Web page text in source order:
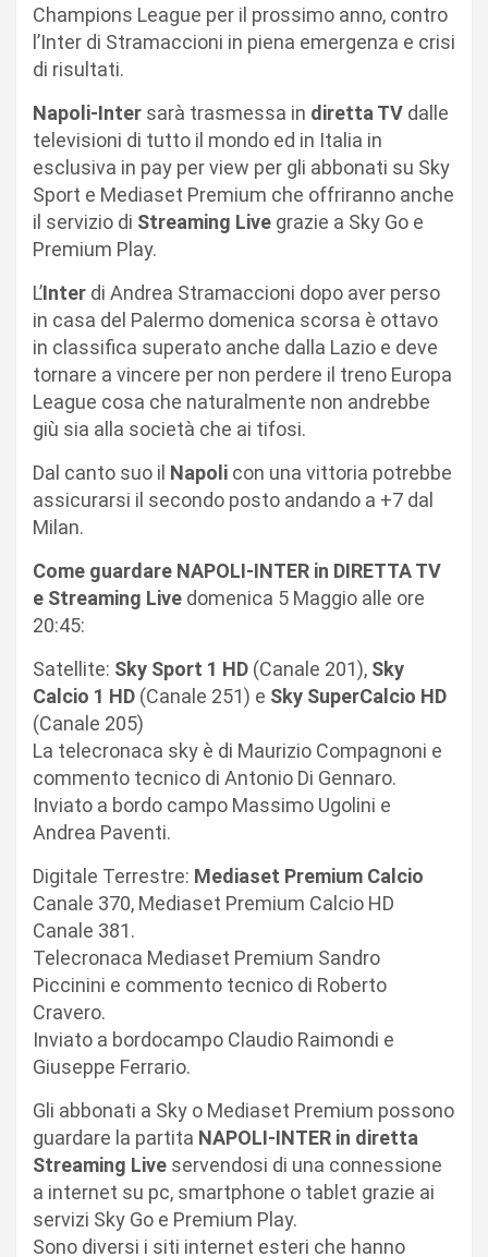
Champions League per il prossimo anno, contro
l’Inter di Stramaccioni in piena emergenza e crisi
di risultati.
Napoli-Inter sarà trasmessa in diretta TV dalle
televisioni di tutto il mondo ed in Italia in
esclusiva in pay per view per gli abbonati su Sky
Sport e Mediaset Premium che offriranno anche
il servizio di Streaming Live grazie a Sky Go e
Premium Play.
L’Inter di Andrea Stramaccioni dopo aver perso
in casa del Palermo domenica scorsa è ottavo
in classifica superato anche dalla Lazio e deve
tornare a vincere per non perdere il treno Europa
League cosa che naturalmente non andrebbe
giù sia alla società che ai tifosi.
Dal canto suo il Napoli con una vittoria potrebbe
assicurarsi il secondo posto andando a +7 dal
Milan.
Come guardare NAPOLI-INTER in DIRETTA TV
e Streaming Live domenica 5 Maggio alle ore
20:45:
Satellite: Sky Sport 1 HD (Canale 201), Sky
Calcio 1 HD (Canale 251) e Sky SuperCalcio HD
(Canale 205)
La telecronaca sky è di Maurizio Compagnoni e
commento tecnico di Antonio Di Gennaro.
Inviato a bordo campo Massimo Ugolini e
Andrea Paventi.
Digitale Terrestre: Mediaset Premium Calcio
Canale 370, Mediaset Premium Calcio HD
Canale 381.
Telecronaca Mediaset Premium Sandro
Piccinini e commento tecnico di Roberto
Cravero.
Inviato a bordocampo Claudio Raimondi e
Giuseppe Ferrario.
Gli abbonati a Sky o Mediaset Premium possono
guardare la partita NAPOLI-INTER in diretta
Streaming Live servendosi di una connessione
a internet su pc, smartphone o tablet grazie ai
servizi Sky Go e Premium Play.
Sono diversi i siti internet esteri che hanno